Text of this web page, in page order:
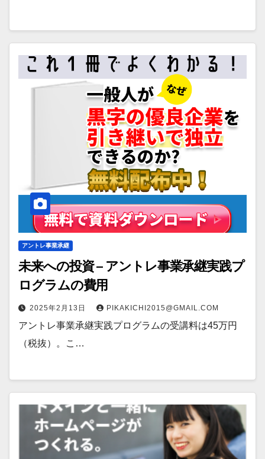
アントレ事業承継
未来への投資 – アントレ事業承継実践プ
ログラムの費用
2025年2月13日 PIKAKICHI2015@GMAIL.COM
アントレ事業承継実践プログラムの受講料は45万円
（税抜）。こ…